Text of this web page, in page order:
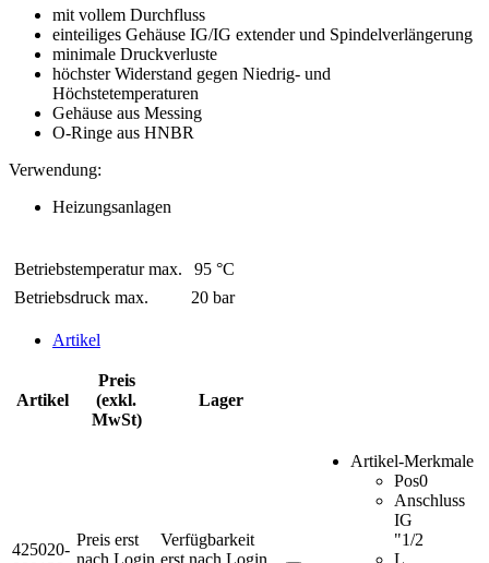
mit vollem Durchfluss
einteiliges Gehäuse IG/IG extender und Spindelverlängerung
minimale Druckverluste
höchster Widerstand gegen Niedrig- und
Höchstetemperaturen
Gehäuse aus Messing
O-Ringe aus HNBR
Verwendung:
Heizungsanlagen
Betriebstemperatur max.
95 °C
Betriebsdruck max.
20 bar
Artikel
Artikel
Preis
(exkl.
MwSt)
Lager
425020-
Preis erst
nach Login
Verfügbarkeit
erst nach Login
Artikel-Merkmale
Pos0
Anschluss
IG
"1/2
L